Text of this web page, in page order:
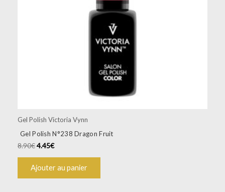
Gel Polish Victoria Vynn
Gel Polish N°238 Dragon Fruit
8.90€4.45€
Ajouter au panier